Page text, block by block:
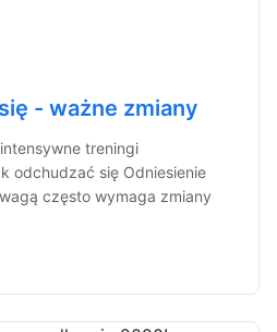
- ważne zmiany
treningi
odchudzać się Odniesienie
często wymaga zmiany